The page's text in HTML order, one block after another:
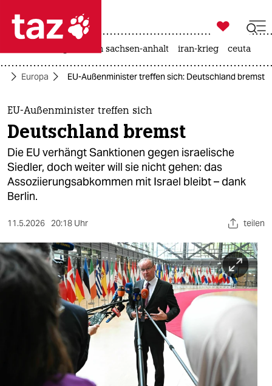
 taz zahl ich
taz zahl ich
themen
politik
öko
gesellschaft
kultur
sport
berlin
wahrheit

taz zahl ich
landtagswahl in sachsen-anhalt iran-krieg ceuta
Europa EU-Außenminister treffen sich: Deutschland bremst
EU-Außenminister treffen sich
Deutschland bremst
Die EU verhängt Sanktionen gegen israelische
Siedler, doch weiter will sie nicht gehen: das
Assoziierungsabkommen mit Israel bleibt – dank
Berlin.
11.5.2026 20:18 Uhr teilen